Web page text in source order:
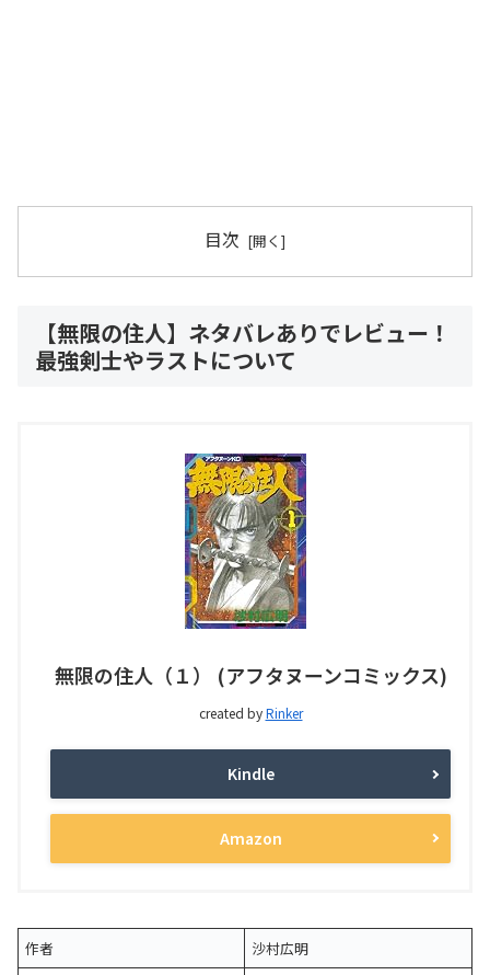
目次
【無限の住人】ネタバレありでレビュー！
最強剣士やラストについて
無限の住人（１） (アフタヌーンコミックス)
created byRinker
Kindle
Amazon
作者
沙村広明